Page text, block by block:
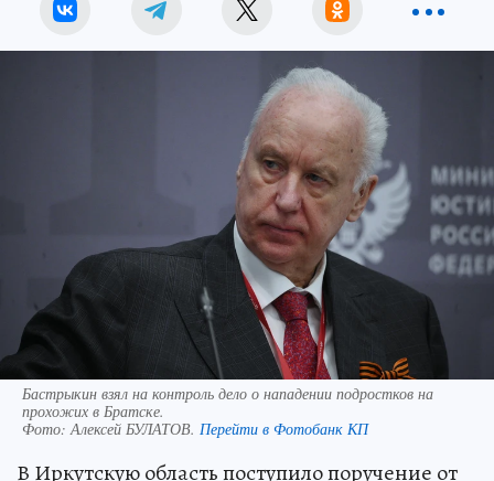
Бастрыкин взял на контроль дело о нападении подростков на
прохожих в Братске.
Фото: Алексей БУЛАТОВ. Перейти в Фотобанк КП
В Иркутскую область поступило поручение от